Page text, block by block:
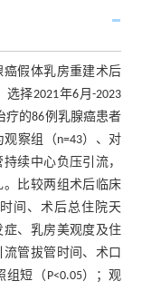
癌假体乳房重建术后
择2021年6月-2023
疗的86例乳腺癌患者
察组（n=43）、对
续中心负压引流，
比较两组术后临床
间、术后总住院天
、乳房美观度及住
管拔管时间、术口
短（P<0.05）；观